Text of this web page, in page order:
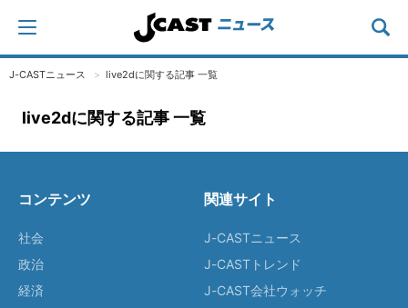
J-CASTニュース live2dに関する記事 一覧
live2dに関する記事 一覧
コンテンツ
社会
政治
経済
関連サイト
J-CASTニュース
J-CASTトレンド
J-CAST会社ウォッチ